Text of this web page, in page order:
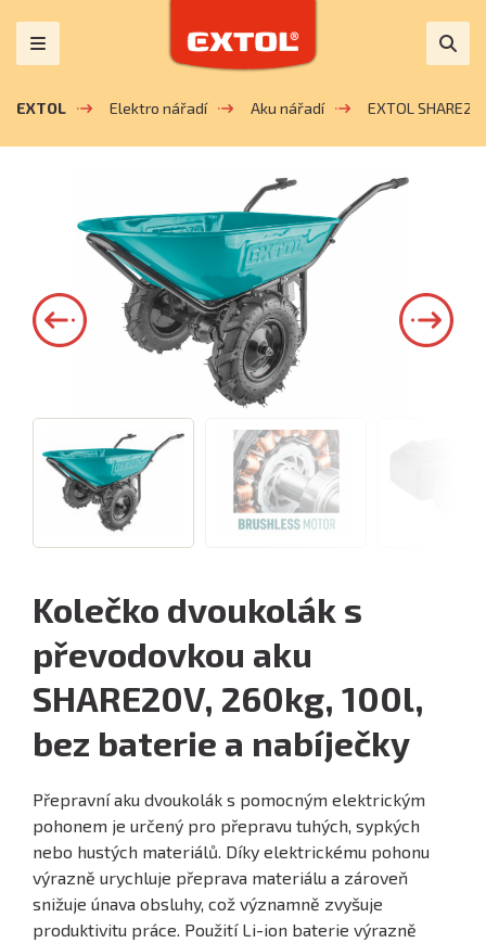
EXTOL Elektro nářadí Aku nářadí EXTOL
Kolečko dvoukolák s
převodovkou aku
SHARE20V, 260kg, 100l,
bez baterie a nabíječky
Přepravní aku dvoukolák s pomocným elektrickým
pohonem je určený pro přepravu tuhých, sypkých
nebo hustých materiálů. Díky elektrickému pohonu
výrazně urychluje přeprava materiálu a zároveň
snižuje únava obsluhy, což významně zvyšuje
produktivitu práce. Použití Li-ion baterie výrazně